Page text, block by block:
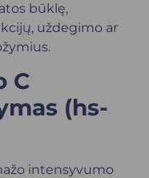
būklę,
uždegimo ar
C
(hs-
intensyvumo